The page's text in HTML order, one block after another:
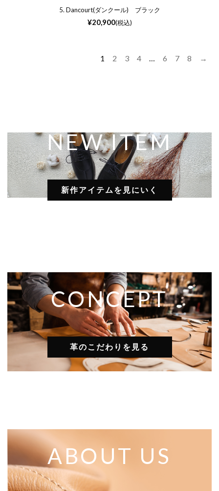
5. Dancourt(ダンクール) ブラック
¥20,900(税込)
1 2 3 4 … 6 7 8 →
NEW ITEM
新作アイテムを見にいく
CONCEPT
革のこだわりを見る
ABOUT US